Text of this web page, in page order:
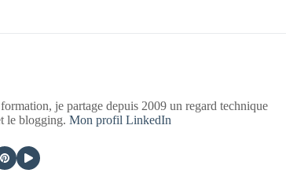
je partage depuis 2009 un regard technique
le blogging.Mon profil LinkedIn